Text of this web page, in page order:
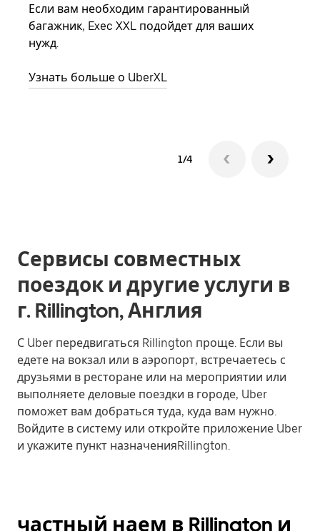
Если вам необходим гарантированный
багажник, Exec XXL подойдет для ваших
нужд.
Узнать больше о UberXL
1/4
Сервисы совместных
поездок и другие услуги в
г. Rillington, Англия
С Uber передвигаться Rillington проще. Если вы
едете на вокзал или в аэропорт, встречаетесь с
друзьями в ресторане или на мероприятии или
выполняете деловые поездки в городе, Uber
поможет вам добраться туда, куда вам нужно.
Войдите в систему или откройте приложение Uber
и укажите пункт назначенияRillington.
частный наем в Rillington и